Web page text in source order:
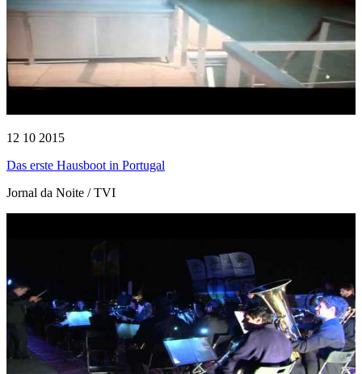
12 10 2015
Das erste Hausboot in Portugal
Jornal da Noite / TVI